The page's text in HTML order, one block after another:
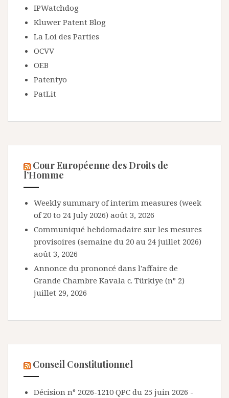
IPWatchdog
Kluwer Patent Blog
La Loi des Parties
OCVV
OEB
Patentyo
PatLit
Cour Européenne des Droits de
l’Homme
Weekly summary of interim measures (week
of 20 to 24 July 2026) août 3, 2026
Communiqué hebdomadaire sur les mesures
provisoires (semaine du 20 au 24 juillet 2026)
août 3, 2026
Annonce du prononcé dans l'affaire de
Grande Chambre Kavala c. Türkiye (n° 2)
juillet 29, 2026
Conseil Constitutionnel
Décision n° 2026-1210 QPC du 25 juin 2026 -